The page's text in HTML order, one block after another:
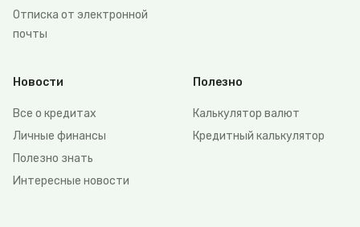
Отписка от электронной
почты
Новости
Все о кредитах
Личные финансы
Полезно знать
Интересные новости
Полезно
Калькулятор валют
Кредитный калькулятор